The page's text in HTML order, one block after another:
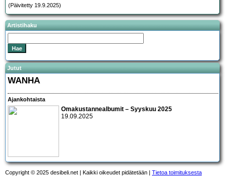
(Päivitetty 19.9.2025)
Artistihaku
Jutut
WANHA
Ajankohtaista
Omakustannealbumit – Syyskuu 2025
19.09.2025
Copyright © 2025 desibeli.net | Kaikki oikeudet pidätetään | Tietoa toimituksesta